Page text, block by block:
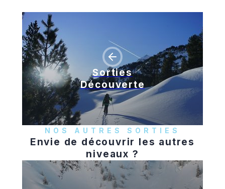
Sorties
Découverte
NOS AUTRES SORTIES
Envie de découvrir les autres
niveaux ?